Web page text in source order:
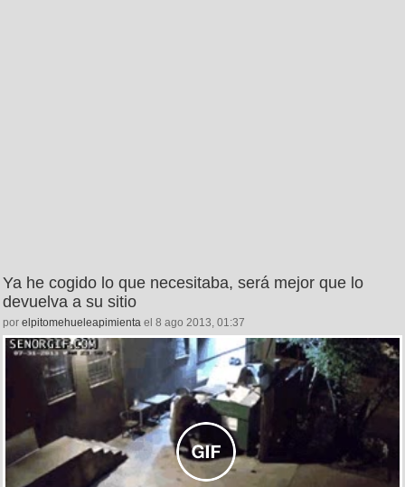
Ya he cogido lo que necesitaba, será mejor que lo
devuelva a su sitio
por elpitomehueleapimienta el 8 ago 2013, 01:37